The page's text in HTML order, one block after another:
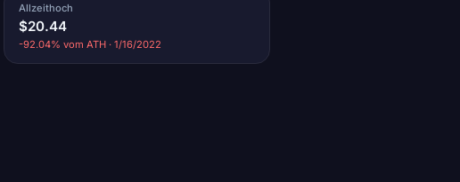
Allzeithoch
$20.44
-92.04% vom ATH · 1/16/2022